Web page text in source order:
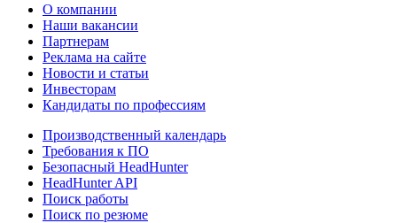
О компании
Наши вакансии
Партнерам
Реклама на сайте
Новости и статьи
Инвесторам
Кандидаты по профессиям
Производственный календарь
Требования к ПО
Безопасный HeadHunter
HeadHunter API
Поиск работы
Поиск по резюме